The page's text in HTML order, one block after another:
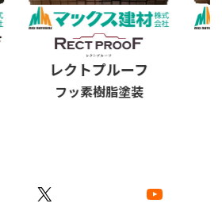
レクトプルーフ
フッ素樹脂塗装
X YouTube